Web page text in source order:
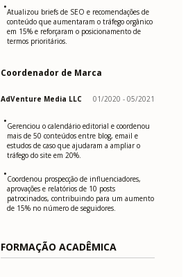
•Atualizou briefs de SEO e recomendações de
conteúdo que aumentaram o tráfego orgânico
em 15% e reforçaram o posicionamento de
termos prioritários.
Coordenador de Marca
AdVenture Media LLC 01/2020 - 05/2021
•Gerenciou o calendário editorial e coordenou
mais de 50 conteúdos entre blog, email e
estudos de caso que ajudaram a ampliar o
tráfego do site em 20%.
•Coordenou prospecção de influenciadores,
aprovações e relatórios de 10 posts
patrocinados, contribuindo para um aumento
de 15% no número de seguidores.
FORMAÇÃO ACADÊMICA